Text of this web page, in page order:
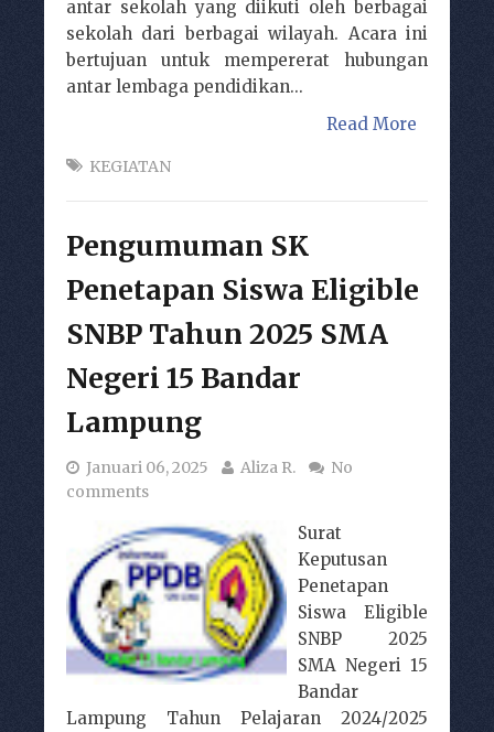
antar sekolah yang diikuti oleh berbagai
sekolah dari berbagai wilayah. Acara ini
bertujuan untuk mempererat hubungan
antar lembaga pendidikan...
Read More
KEGIATAN
Pengumuman SK
Penetapan Siswa Eligible
SNBP Tahun 2025 SMA
Negeri 15 Bandar
Lampung
Januari 06, 2025 Aliza R.
No
comments
Surat
Keputusan
Penetapan
Siswa Eligible
SNBP 2025
SMA Negeri 15
Bandar
Lampung Tahun Pelajaran 2024/2025